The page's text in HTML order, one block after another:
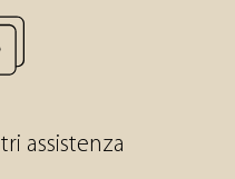
assistenza